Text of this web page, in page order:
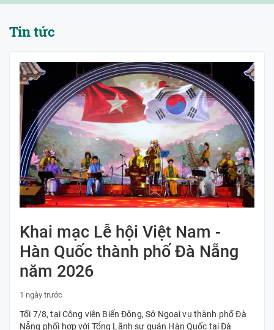
Tin tức
Khai mạc Lễ hội Việt Nam -
Hàn Quốc thành phố Đà Nẵng
năm 2026
1 ngày trước
Tối 7/8, tại Công viên Biển Đông, Sở Ngoại vụ thành phố Đà
Nẵng phối hợp với Tổng Lãnh sự quán Hàn Quốc tại Đà